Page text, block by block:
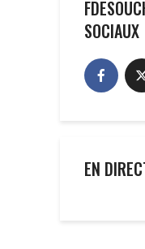
SOCIAUX
EN